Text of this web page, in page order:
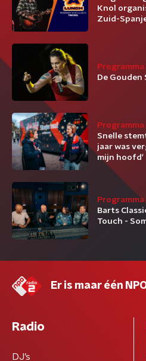
Knol
Zuid-
Programma
De
Programma
Snelle
jaar was
mijn hoofd'
Programma
Barts
Touch -
Er is maar één
Radio
DJ’s